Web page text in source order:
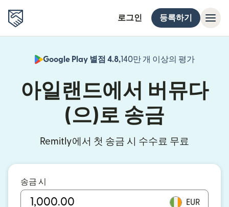
로그인 등록하기
Google Play 별점 4.8,140만 개 이상의 평가
아일랜드에서 버뮤다
(으)로 송금
Remitly에서 첫 송금 시 수수료 무료
송금 시
EUR